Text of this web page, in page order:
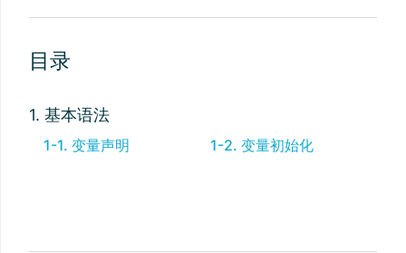
目录
1. 基本语法
1-1. 变量声明 1-2. 变量初始化